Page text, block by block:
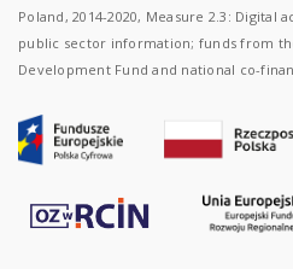
Poland, 2014-2020, Measure 2.3: Digital
public sector information; funds from
Development Fund and national co-